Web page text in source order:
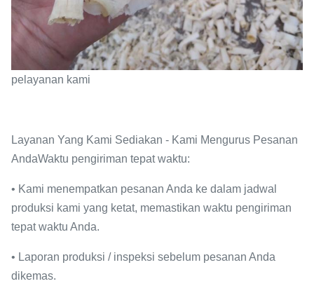
pelayanan kami
Layanan Yang Kami Sediakan - Kami Mengurus Pesanan
AndaWaktu pengiriman tepat waktu:
• Kami menempatkan pesanan Anda ke dalam jadwal
produksi kami yang ketat, memastikan waktu pengiriman
tepat waktu Anda.
• Laporan produksi / inspeksi sebelum pesanan Anda
dikemas.